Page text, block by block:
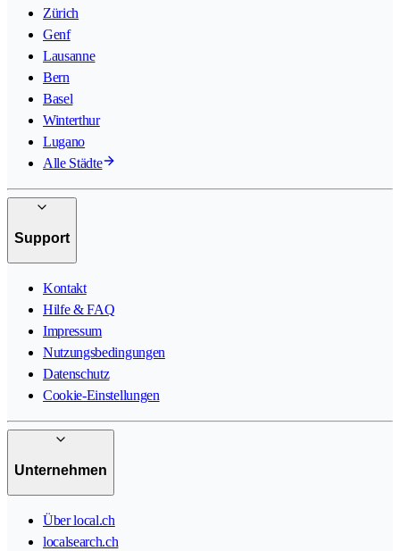
Zürich
Genf
Lausanne
Bern
Basel
Winterthur
Lugano
Alle Städte
Support
Kontakt
Hilfe & FAQ
Impressum
Nutzungsbedingungen
Datenschutz
Cookie-Einstellungen
Unternehmen
Über local.ch
localsearch.ch